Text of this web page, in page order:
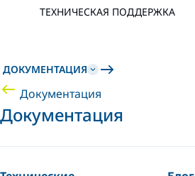
ТЕХНИЧЕСКАЯ ПОДДЕРЖКА
ДОКУМЕНТАЦИЯ
Документация
Документация